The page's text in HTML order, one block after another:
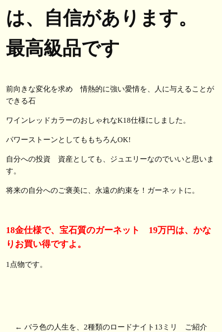
は、自信があります。
最高級品です
前向きな変化を求め 情熱的に強い愛情を、人に与えることが
できる石
ワインレッドカラーのおしゃれなK18仕様にしました。
パワーストーンとしてももちろんOK!
自分への投資 資産としても、ジュエリーなのでいいと思いま
す。
将来の自分へのご褒美に、永遠の約束を！ガーネットに。
18金仕様で、宝石質のガーネット 19万円は、かな
りお買い得ですよ。
1点物です。
← バラ色の人生を、2種類のロードナイト13ミリ ご紹介